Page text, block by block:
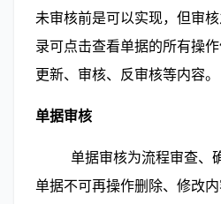
未审核前是可以实现，但审
录可点击查看单据的所有操
更新、审核、反审核等内容。
单据审核
单据不可再操作删除、修改